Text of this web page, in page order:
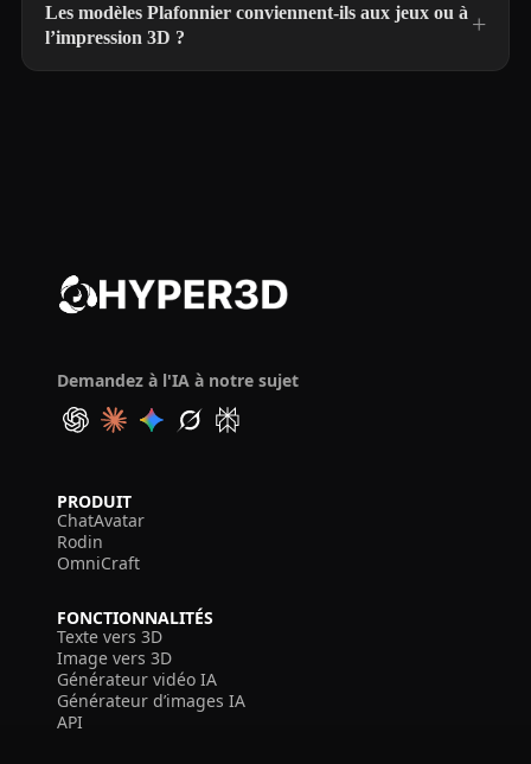
Les modèles Plafonnier conviennent-ils aux jeux ou à
l’impression 3D ?
Demandez à l'IA à notre sujet
PRODUIT
ChatAvatar
Rodin
OmniCraft
FONCTIONNALITÉS
Texte vers 3D
Image vers 3D
Générateur vidéo IA
Générateur d’images IA
API